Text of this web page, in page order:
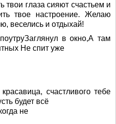
твои глаза сияют счастьем и
твое настроение. Желаю
веселись и отдыхай!
в окно,А там
Не спит уже
счастливого тебе
будет всё
не